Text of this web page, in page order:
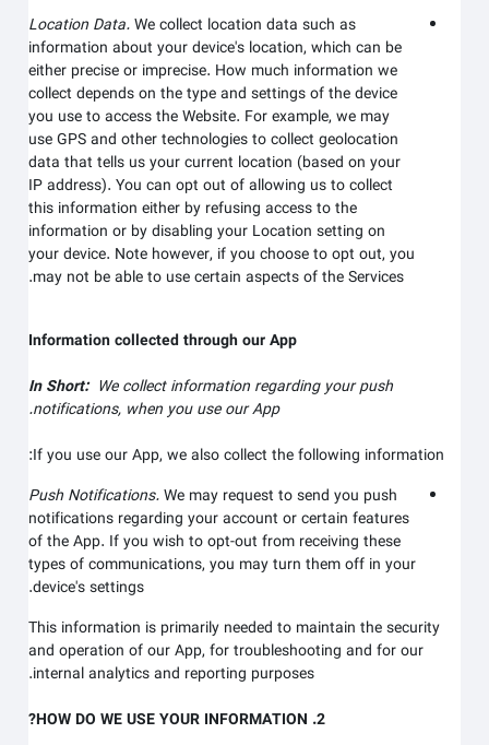
Location Data.We collect location data such as
information about your device's location, which can be
either precise or imprecise. How much information we
collect depends on the type and settings of the device
you use to access theWebsite. For example, we may
use GPS and other technologies to collect geolocation
data that tells us your current location (based on your
IP address). You can opt out of allowing us to collect
this information either by refusing access to the
information or by disabling your Location setting on
your device. Note however, if you choose to opt out, you
may not be able to use certain aspects of the Services.
Information collected through our App
In Short:We collect information regarding yourpush
notifications,when you use our App.
If you use our App, we also collect the following information:
Push Notifications.We may request to send you push
notifications regarding your account or certain features
of the App. If you wish to opt-out from receiving these
types of communications, you may turn them off in your
device's settings.
This information is primarily needed to maintain the security
and operation of our App, for troubleshooting and for our
internal analytics and reporting purposes.